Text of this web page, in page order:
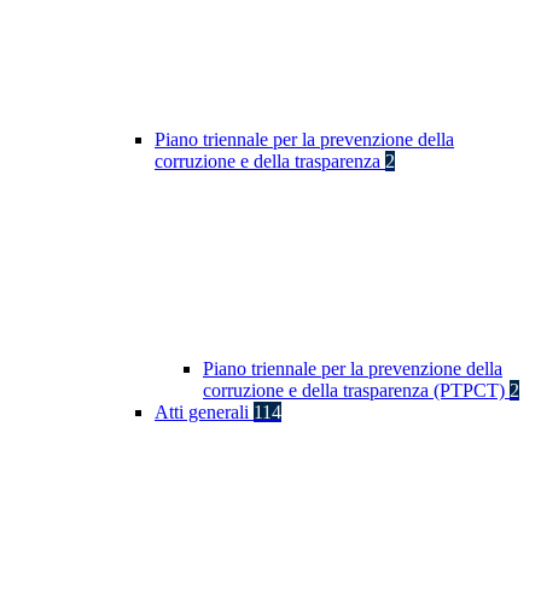
Piano triennale per la prevenzione della
corruzione e della trasparenza 2
Piano triennale per la prevenzione della
corruzione e della trasparenza (PTPCT) 2
Atti generali 114